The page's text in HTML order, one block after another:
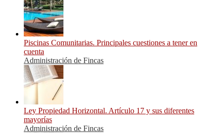
Piscinas Comunitarias. Principales cuestiones a tener en
cuenta
Administración de Fincas
Ley Propiedad Horizontal. Artículo 17 y sus diferentes
mayorías
Administración de Fincas